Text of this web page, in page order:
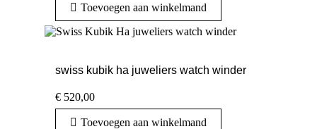
Toevoegen aan winkelmand
swiss kubik ha juweliers watch winder
€ 520,00
Toevoegen aan winkelmand